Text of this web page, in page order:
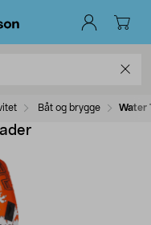
Båt og brygge Water